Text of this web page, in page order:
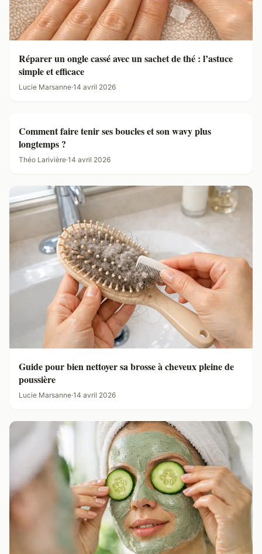
Réparer un ongle cassé avec un sachet de thé : l’astuce
simple et efficace
Lucie Marsanne·14 avril 2026
Comment faire tenir ses boucles et son wavy plus
longtemps ?
Théo Larivière·14 avril 2026
Guide pour bien nettoyer sa brosse à cheveux pleine de
poussière
Lucie Marsanne·14 avril 2026